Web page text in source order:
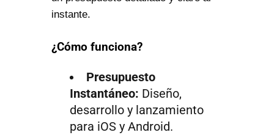
instante.
¿Cómo funciona?
Presupuesto
Instantáneo: Diseño,
desarrollo y lanzamiento
para iOS y Android.